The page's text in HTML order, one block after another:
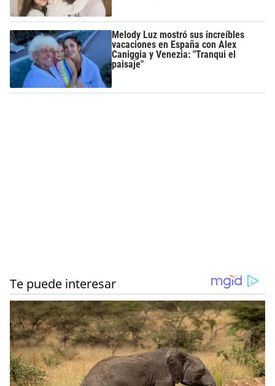
Melody Luz mostró sus increíbles
vacaciones en España con Alex
Caniggia y Venezia: "Tranqui el
paisaje"